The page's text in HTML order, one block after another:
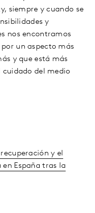
siempre y cuando se
y
nos encontramos
un aspecto más
y que está más
del medio
y el
España tras la